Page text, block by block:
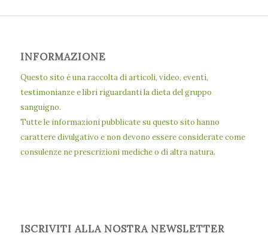
INFORMAZIONE
Questo sito è una raccolta di articoli, video, eventi,
testimonianze e libri riguardanti la dieta del gruppo
sanguigno.
Tutte le informazioni pubblicate su questo sito hanno
carattere divulgativo e non devono essere considerate come
consulenze ne prescrizioni mediche o di altra natura.
ISCRIVITI ALLA NOSTRA NEWSLETTER